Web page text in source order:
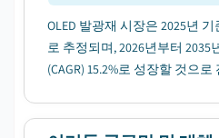
OLED 발광재 시장은 2025년
로 추정되며, 2026년부터 2035
(CAGR) 15.2%로 성장할 것으